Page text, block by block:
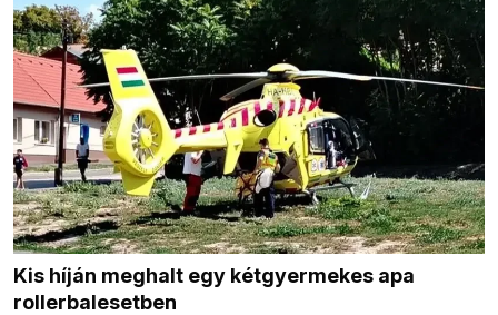
Kis híján meghalt egy kétgyermekes apa
rollerbalesetben